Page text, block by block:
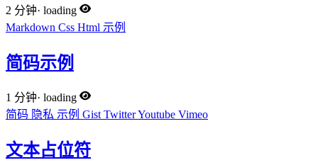
2 分钟· loading
Markdown Css Html 示例
简码示例
1 分钟· loading
简码 隐私 示例 Gist TwitterYoutube Vimeo
文本占位符